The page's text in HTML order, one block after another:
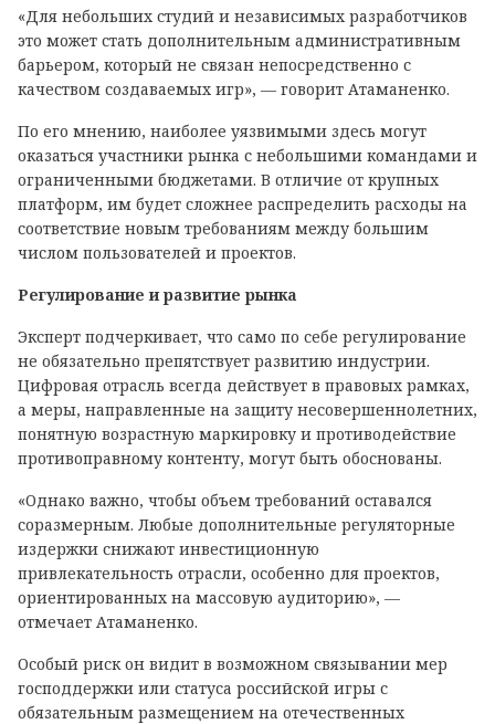
«Для небольших студий и независимых разработчиков
это может стать дополнительным административным
барьером, который не связан непосредственно с
качеством создаваемых игр», — говорит Атаманенко.
По его мнению, наиболее уязвимыми здесь могут
оказаться участники рынка с небольшими командами и
ограниченными бюджетами. В отличие от крупных
платформ, им будет сложнее распределить расходы на
соответствие новым требованиям между большим
числом пользователей и проектов.
Регулирование и развитие рынка
Эксперт подчеркивает, что само по себе регулирование
не обязательно препятствует развитию индустрии.
Цифровая отрасль всегда действует в правовых рамках,
а меры, направленные на защиту несовершеннолетних,
понятную возрастную маркировку и противодействие
противоправному контенту, могут быть обоснованы.
«Однако важно, чтобы объем требований оставался
соразмерным. Любые дополнительные регуляторные
издержки снижают инвестиционную
привлекательность отрасли, особенно для проектов,
ориентированных на массовую аудиторию», —
отмечает Атаманенко.
Особый риск он видит в возможном связывании мер
господдержки или статуса российской игры с
обязательным размещением на отечественных